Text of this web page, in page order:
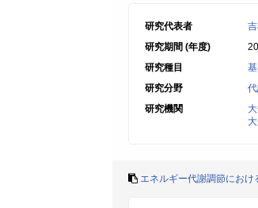
研究代表者
研究期間 (年度)
研究種目
研究分野
研究機関
エネルギー代謝調節にお